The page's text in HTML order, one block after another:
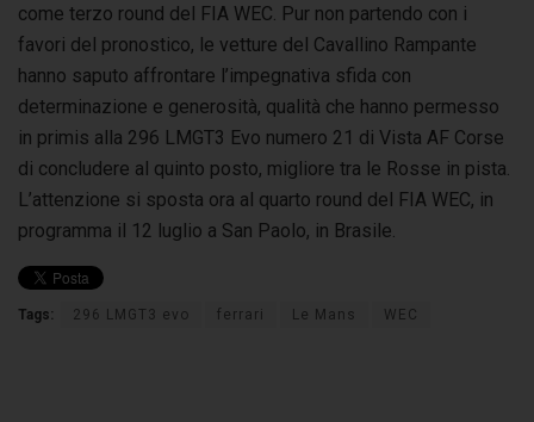
come terzo round del FIA WEC. Pur non partendo con i
favori del pronostico, le vetture del Cavallino Rampante
hanno saputo affrontare l’impegnativa sfida con
determinazione e generosità, qualità che hanno permesso
in primis alla 296 LMGT3 Evo numero 21 di Vista AF Corse
di concludere al quinto posto, migliore tra le Rosse in pista.
L’attenzione si sposta ora al quarto round del FIA WEC, in
programma il 12 luglio a San Paolo, in Brasile.
Tags: 296 LMGT3 evo ferrari Le Mans WEC